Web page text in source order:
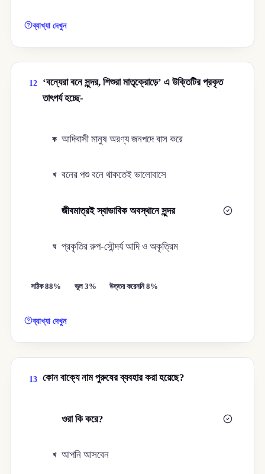
ব্যাখ্যা দেখুন
12
‘বন্যেরা বনে সুন্দর, শিশুরা মাতৃক্রোড়ে’ এ উক্তিটির প্রকৃত
তাৎপর্য হচ্ছে-
ক আদিবাসী মানুষ অরণ্য জনপদে বাস করে
খ বনের পশু বনে থাকতেই ভালোবাসে
জীবমাত্রই স্বাভাবিক অবস্থানে সুন্দর
ঘ প্রকৃতির রুপ-সৌন্দর্য আদি ও অকৃত্রিম
সঠিক 88% ভুল 3% উত্তর করেননি 8%
ব্যাখ্যা দেখুন
13 কোন বাক্যে নাম পুরুষের ব্যবহার করা হয়েছে?
ওরা কি করে?
খ আপনি আসবেন